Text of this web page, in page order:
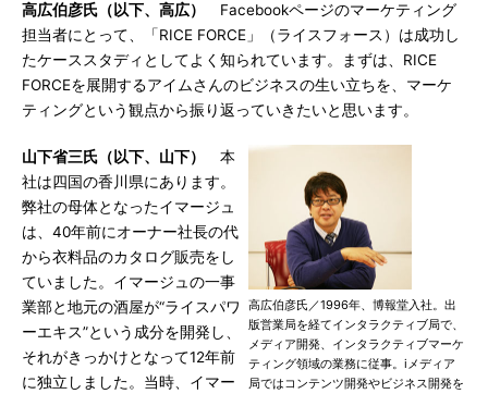
高広伯彦氏（以下、高広）
Facebookページのマーケティング
担当者にとって、「RICE FORCE」（ライスフォース）は成功し
たケーススタディとしてよく知られています。まずは、RICE
FORCEを展開するアイムさんのビジネスの生い立ちを、マーケ
ティングという観点から振り返っていきたいと思います。
高広伯彦氏／1996年、博報堂入社。出
版営業局を経てインタラクティブ局で、
メディア開発、インタラクティブマーケ
ティング領域の業務に従事。iメディア
局ではコンテンツ開発やビジネス開発を
山下省三氏（以下、山下）
本
社は四国の香川県にあります。
弊社の母体となったイマージュ
は、40年前にオーナー社長の代
から衣料品のカタログ販売をし
ていました。イマージュの一事
業部と地元の酒屋が“ライスパワ
ーエキス”という成分を開発し、
それがきっかけとなって12年前
に独立しました。当時、イマー